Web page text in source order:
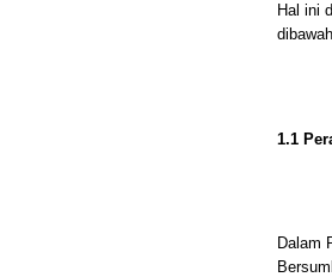
Hal ini
1.1
Dalam